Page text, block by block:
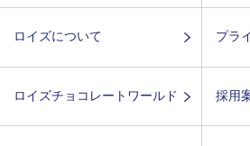
ロイズについて プラ
ロイズチョコレートワールド 採用